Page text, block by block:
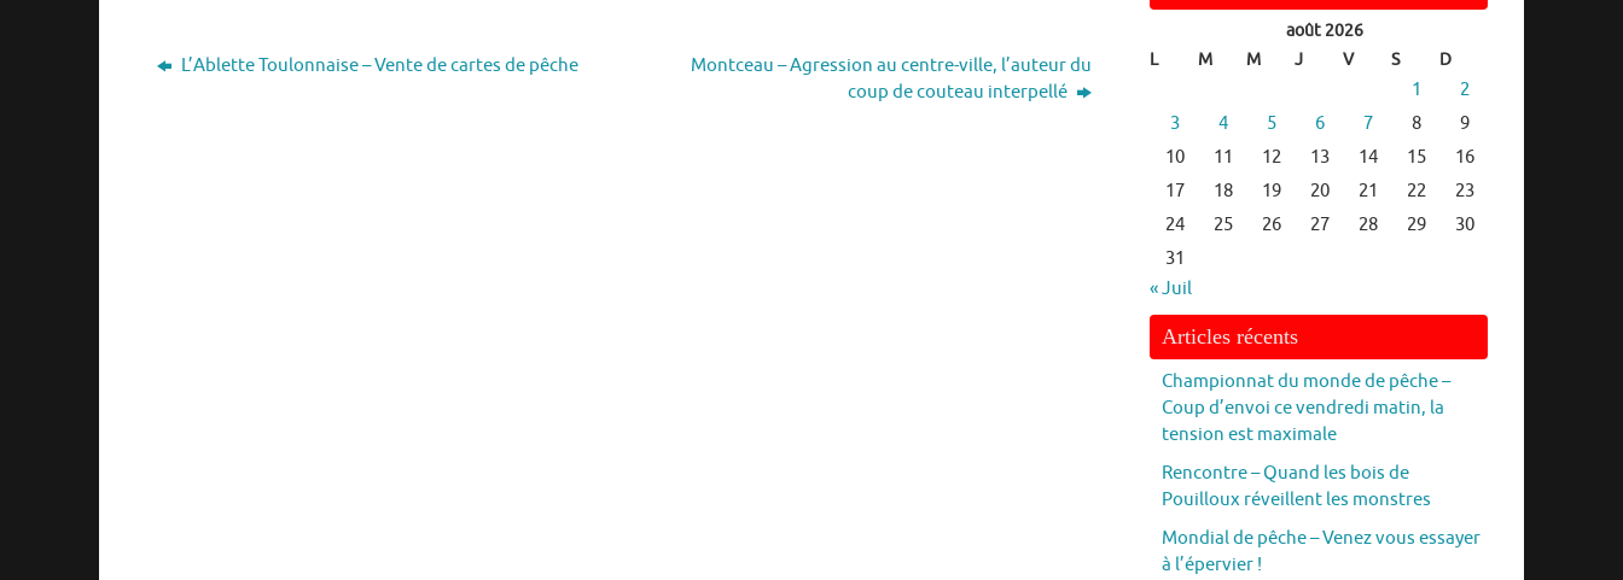
L’Ablette Toulonnaise – Vente de cartes de pêche
Montceau – Agression au centre-ville, l’auteur du
coup de couteau interpellé
août 2026
L
M M J V S D
1
2
3
4 5 6 7 8
9
10
11 12 13 14 15
16
17
18 19 20 21 22
23
24
25 26 27 28 29
30
31
« Juil
Articles récents
Championnat du monde de pêche –
Coup d’envoi ce vendredi matin, la
tension est maximale
Rencontre – Quand les bois de
Pouilloux réveillent les monstres
Mondial de pêche – Venez vous essayer
à l’épervier !